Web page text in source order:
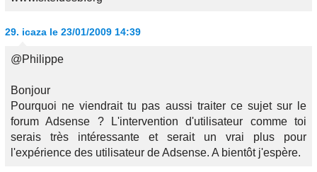
29. icaza le 23/01/2009 14:39
@Philippe
Bonjour
Pourquoi ne viendrait tu pas aussi traiter ce sujet sur le
forum Adsense ? L'intervention d'utilisateur comme toi
serais très intéressante et serait un vrai plus pour
l'expérience des utilisateur de Adsense. A bientôt j'espère.